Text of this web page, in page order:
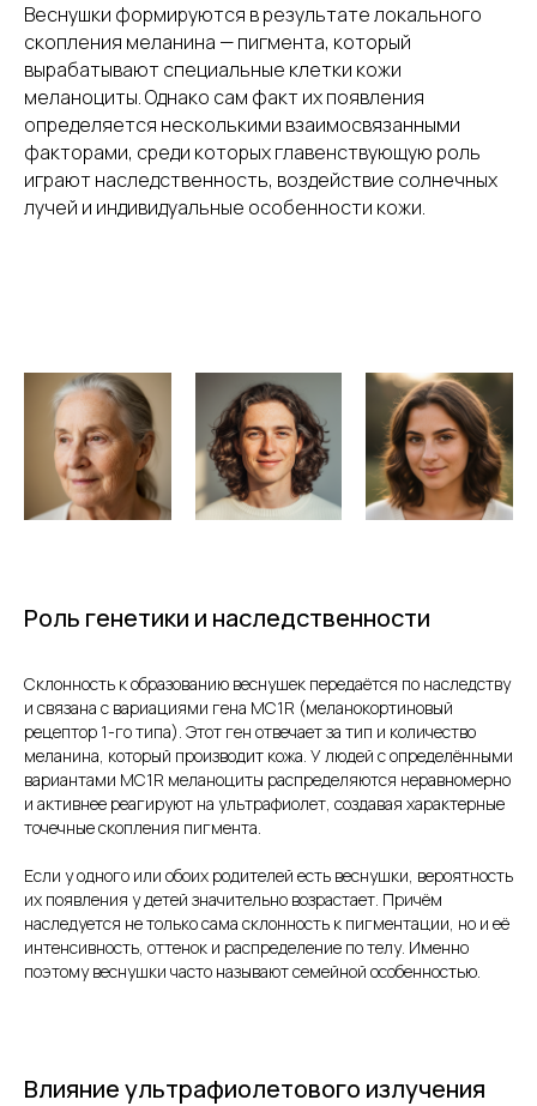
Веснушки формируются в результате локального
скопления меланина — пигмента, который
вырабатывают специальные клетки кожи
меланоциты. Однако сам факт их появления
определяется несколькими взаимосвязанными
факторами, среди которых главенствующую роль
играют наследственность, воздействие солнечных
лучей и индивидуальные особенности кожи.
Роль генетики и наследственности
Склонность к образованию веснушек передаётся по наследству
и связана с вариациями гена MC1R (меланокортиновый
рецептор 1-го типа). Этот ген отвечает за тип и количество
меланина, который производит кожа. У людей с определёнными
вариантами MC1R меланоциты распределяются неравномерно
и активнее реагируют на ультрафиолет, создавая характерные
точечные скопления пигмента.
Если у одного или обоих родителей есть веснушки, вероятность
их появления у детей значительно возрастает. Причём
наследуется не только сама склонность к пигментации, но и её
интенсивность, оттенок и распределение по телу. Именно
поэтому веснушки часто называют семейной особенностью.
Влияние ультрафиолетового излучения